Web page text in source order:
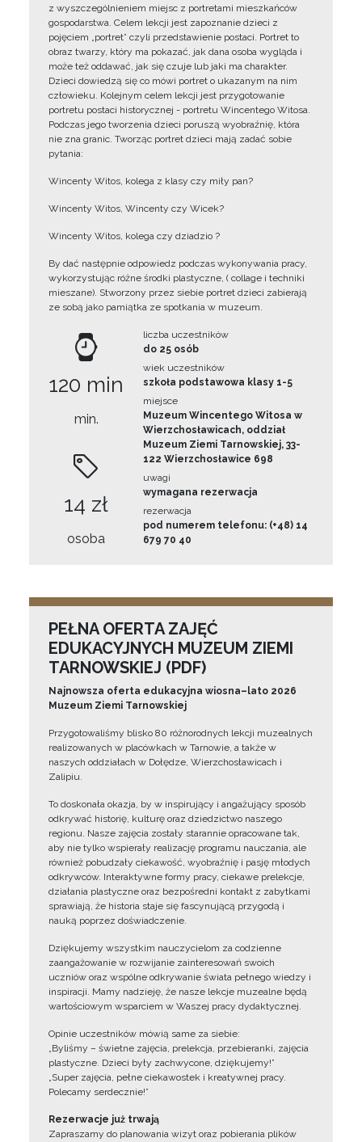
z wyszczególnieniem miejsc z portretami mieszkańców
gospodarstwa. Celem lekcji jest zapoznanie dzieci z
pojęciem „portret” czyli przedstawienie postaci. Portret to
obraz twarzy, który ma pokazać, jak dana osoba wygląda i
może też oddawać, jak się czuje lub jaki ma charakter.
Dzieci dowiedzą się co mówi portret o ukazanym na nim
człowieku. Kolejnym celem lekcji jest przygotowanie
portretu postaci historycznej - portretu Wincentego Witosa.
Podczas jego tworzenia dzieci poruszą wyobraźnię, która
nie zna granic. Tworząc portret dzieci mają zadać sobie
pytania:
Wincenty Witos, kolega z klasy czy miły pan?
Wincenty Witos, Wincenty czy Wicek?
Wincenty Witos, kolega czy dziadzio ?
By dać następnie odpowiedz podczas wykonywania pracy,
wykorzystując różne środki plastyczne, ( collage i techniki
mieszane). Stworzony przez siebie portret dzieci zabierają
ze sobą jako pamiątka ze spotkania w muzeum.
120 min
min.
14 zł
osoba
liczba uczestników
do 25 osób
wiek uczestników
szkoła podstawowa klasy 1-5
miejsce
Muzeum Wincentego Witosa w
Wierzchosławicach, oddział
Muzeum Ziemi Tarnowskiej, 33-
122 Wierzchosławice 698
uwagi
wymagana rezerwacja
rezerwacja
pod numerem telefonu: (+48) 14
679 70 40
PEŁNA OFERTA ZAJĘĆ
EDUKACYJNYCH MUZEUM ZIEMI
TARNOWSKIEJ (PDF)
Najnowsza oferta edukacyjna wiosna–lato 2026
Muzeum Ziemi Tarnowskiej
Przygotowaliśmy blisko 80 różnorodnych lekcji muzealnych
realizowanych w placówkach w Tarnowie, a także w
naszych oddziałach w Dołędze, Wierzchosławicach i
Zalipiu.
To doskonała okazja, by w inspirujący i angażujący sposób
odkrywać historię, kulturę oraz dziedzictwo naszego
regionu. Nasze zajęcia zostały starannie opracowane tak,
aby nie tylko wspierały realizację programu nauczania, ale
również pobudzały ciekawość, wyobraźnię i pasję młodych
odkrywców. Interaktywne formy pracy, ciekawe prelekcje,
działania plastyczne oraz bezpośredni kontakt z zabytkami
sprawiają, że historia staje się fascynującą przygodą i
nauką poprzez doświadczenie.
Dziękujemy wszystkim nauczycielom za codzienne
zaangażowanie w rozwijanie zainteresowań swoich
uczniów oraz wspólne odkrywanie świata pełnego wiedzy i
inspiracji. Mamy nadzieję, że nasze lekcje muzealne będą
wartościowym wsparciem w Waszej pracy dydaktycznej.
Opinie uczestników mówią same za siebie:
„Byliśmy – świetne zajęcia, prelekcja, przebieranki, zajęcia
plastyczne. Dzieci były zachwycone, dziękujemy!”
„Super zajęcia, pełne ciekawostek i kreatywnej pracy.
Polecamy serdecznie!”
Rezerwacje już trwają
Zapraszamy do planowania wizyt oraz pobierania plików